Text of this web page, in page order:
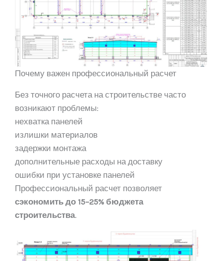
Почему важен профессиональный расчет
Без точного расчета на строительстве часто
возникают проблемы:
нехватка панелей
излишки материалов
задержки монтажа
дополнительные расходы на доставку
ошибки при установке панелей
Профессиональный расчет позволяет
сэкономить до 15–25% бюджета
строительства.